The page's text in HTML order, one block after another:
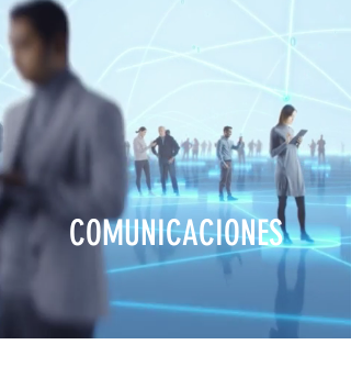
COMUNICACIONES